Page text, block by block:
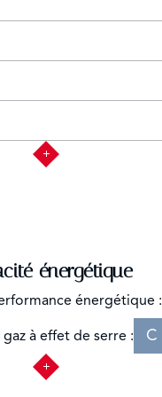
énergétique
énergétique :
à effet de serre : C